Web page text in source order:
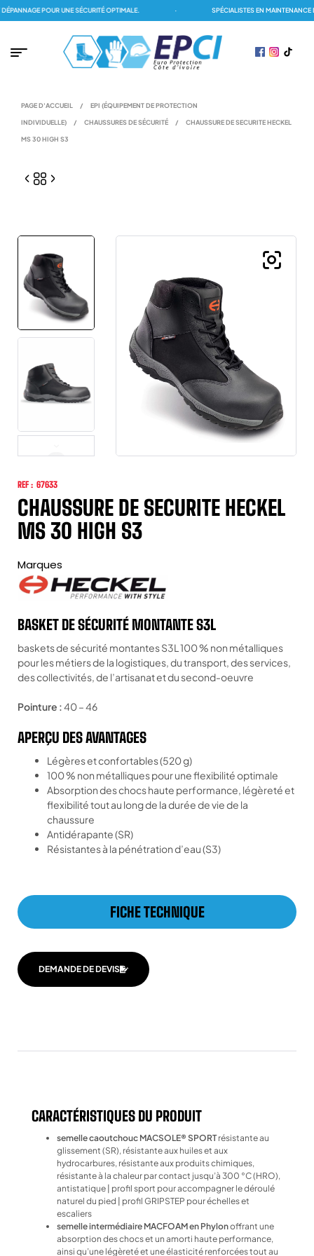
POUR UNE SÉCURITÉ OPTIMALE. SPÉCIALISTES EN MAINTENANCE
PAGE D'ACCUEIL / EPI (ÉQUIPEMENT DE PROTECTION
INDIVIDUELLE) / CHAUSSURES DE SÉCURITÉ / CHAUSSURE DE SECURITE HECKEL
MS 30 HIGH S3
REF : 67633
CHAUSSURE DE SECURITE HECKEL
MS 30 HIGH S3
Marques
BASKET DE SÉCURITÉ MONTANTE S3L
baskets de sécurité montantes S3L 100 % non métalliques
pour les métiers de la logistiques, du transport, des services,
des collectivités, de l’artisanat et du second-oeuvre
Pointure :40 – 46
APERÇU DES AVANTAGES
Légères et confortables (520 g)
100 % non métalliques pour une flexibilité optimale
Absorption des chocs haute performance, légèreté et
flexibilité tout au long de la durée de vie de la
chaussure
Antidérapante (SR)
Résistantes à la pénétration d’eau (S3)
FICHE TECHNIQUE
DEMANDE DE DEVIS
CARACTÉRISTIQUES DU PRODUIT
semelle caoutchouc MACSOLE® SPORTrésistante au
glissement (SR), résistante aux huiles et aux
hydrocarbures, résistante aux produits chimiques,
résistante à la chaleur par contact jusqu’à 300 °C (HRO),
antistatique | profil sport pour accompagner le déroulé
naturel du pied | profil GRIPSTEP pour échelles et
escaliers
semelle intermédiaire MACFOAM en Phylonoffrant une
absorption des chocs et un amorti haute performance,
ainsi qu’une légèreté et une élasticité renforcées tout au